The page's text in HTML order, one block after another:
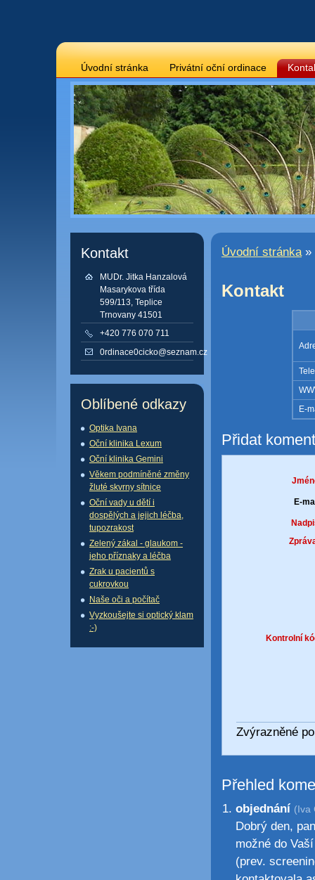
Úvodní stránka Privátní oční ordinace
Úvodní stránka»
Kontakt
E-
Přidat
E-
Kontrolní
Zvýrazněné
Přehled
objednání (Iva
Dobrý den,
možné do
(prev.
Kontakt
MUDr. Jitka Hanzalová
Masarykova třída
599/113, Teplice
Trnovany 41501
+420 776 070 711
0rdinace0cicko@seznam.cz
Oblíbené odkazy
Optika Ivana
Oční klinika Lexum
Oční klinika Gemini
Věkem podmíněné změny
žluté skvrny sítnice
Oční vady u dětí i
dospělých a jejich léčba,
tupozrakost
Zelený zákal - glaukom -
jeho příznaky a léčba
Zrak u pacientů s
cukrovkou
Naše oči a počítač
Vyzkoušejte si optický klam
:-)